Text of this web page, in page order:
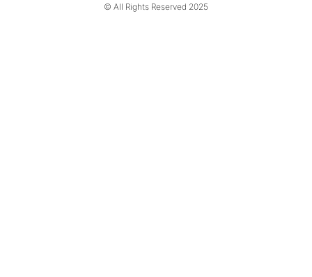
© All Rights Reserved 2025